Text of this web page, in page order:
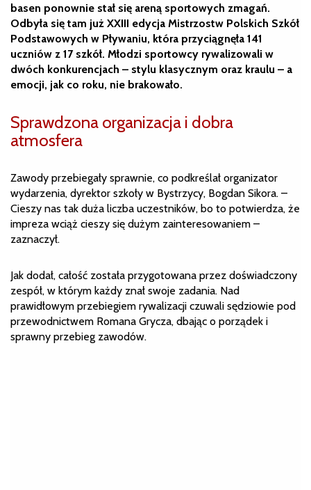
basen ponownie stał się areną sportowych zmagań.
Odbyła się tam już XXIII edycja Mistrzostw Polskich Szkół
Podstawowych w Pływaniu, która przyciągnęła 141
uczniów z 17 szkół. Młodzi sportowcy rywalizowali w
dwóch konkurencjach – stylu klasycznym oraz kraulu – a
emocji, jak co roku, nie brakowało.
Sprawdzona organizacja i dobra
atmosfera
Zawody przebiegały sprawnie, co podkreślał organizator
wydarzenia, dyrektor szkoły w Bystrzycy, Bogdan Sikora. –
Cieszy nas tak duża liczba uczestników, bo to potwierdza, że
impreza wciąż cieszy się dużym zainteresowaniem –
zaznaczył.
Jak dodał, całość została przygotowana przez doświadczony
zespół, w którym każdy znał swoje zadania. Nad
prawidłowym przebiegiem rywalizacji czuwali sędziowie pod
przewodnictwem Romana Grycza, dbając o porządek i
sprawny przebieg zawodów.